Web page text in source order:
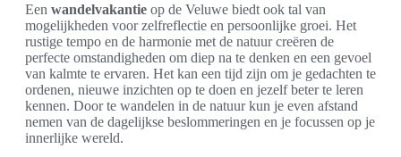
Een wandelvakantie op de Veluwe biedt ook tal van
mogelijkheden voor zelfreflectie en persoonlijke groei. Het
rustige tempo en de harmonie met de natuur creëren de
perfecte omstandigheden om diep na te denken en een gevoel
van kalmte te ervaren. Het kan een tijd zijn om je gedachten te
ordenen, nieuwe inzichten op te doen en jezelf beter te leren
kennen. Door te wandelen in de natuur kun je even afstand
nemen van de dagelijkse beslommeringen en je focussen op je
innerlijke wereld.